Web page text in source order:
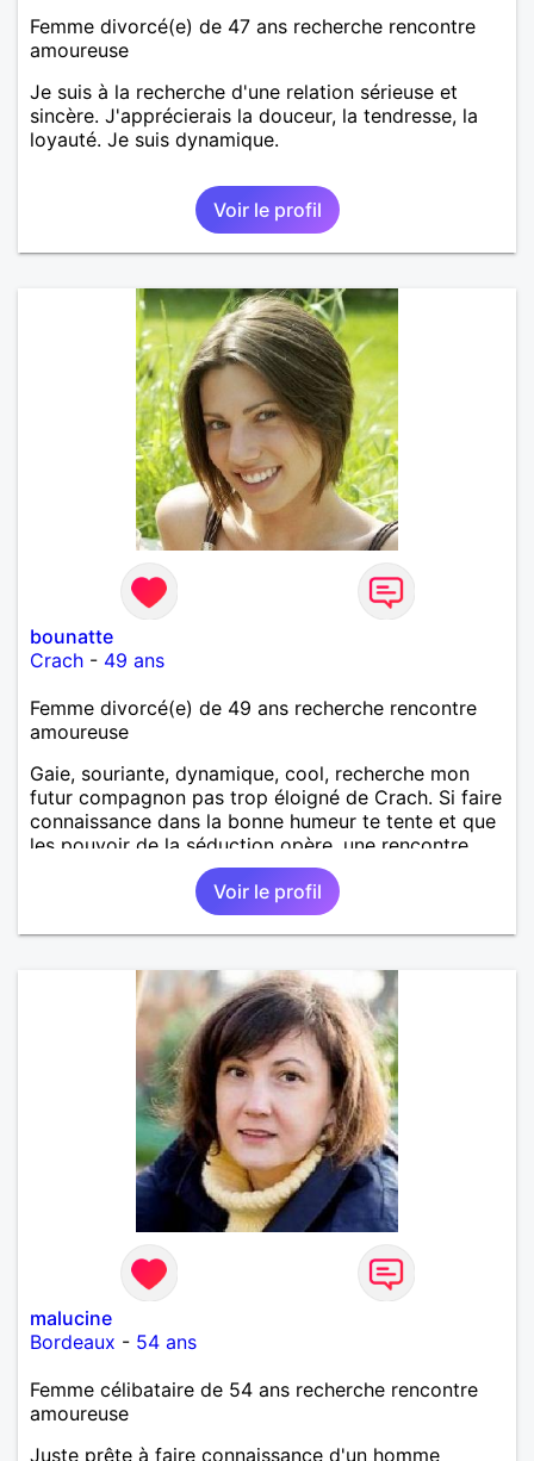
Femme divorcé(e) de 47 ans recherche rencontre
amoureuse
Je suis à la recherche d'une relation sérieuse et
sincère. J'apprécierais la douceur, la tendresse, la
loyauté. Je suis dynamique.
Voir le profil
bounatte
Crach - 49 ans
Femme divorcé(e) de 49 ans recherche rencontre
amoureuse
Gaie, souriante, dynamique, cool, recherche mon
futur compagnon pas trop éloigné de Crach. Si faire
connaissance dans la bonne humeur te tente et que
les pouvoir de la séduction opère, une rencontre
galante s'imposera !
Voir le profil
malucine
Bordeaux - 54 ans
Femme célibataire de 54 ans recherche rencontre
amoureuse
Juste prête à faire connaissance d'un homme